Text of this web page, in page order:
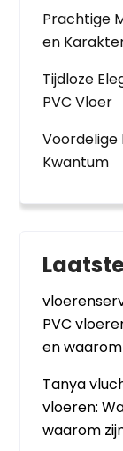
Prachtige
en
Tijdloze
PVC Vloer
Voordelige
Kwantum
PVC
en
Tanya
vloeren:
waarom